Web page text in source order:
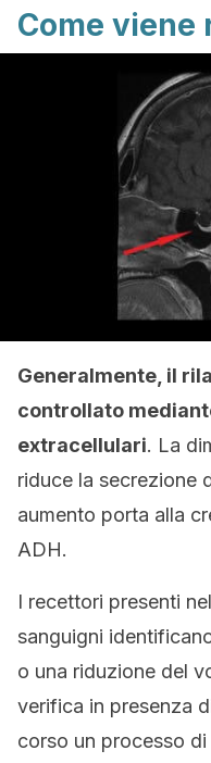
Come viene
Generalmente, il
controllato
extracellulari. La
riduce la secrezione
aumento porta alla
ADH.
I recettori presenti
sanguigni
o una riduzione del
verifica in presenza
corso un processo